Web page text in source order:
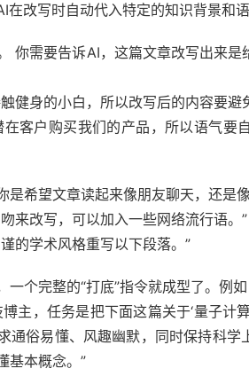
改写时自动代入特定的知识背景和语
你需要告诉AI，这篇文章改写出来
健身的小白，所以改写后的内容要
客户购买我们的产品，所以语气要
是希望文章读起来像朋友聊天，还是
来改写，可以加入一些网络流行语。”
的学术风格重写以下段落。”
个完整的“打底”指令就成型了。例如
主，任务是把下面这篇关于‘量子计
通俗易懂、风趣幽默，同时保持科
基本概念。”